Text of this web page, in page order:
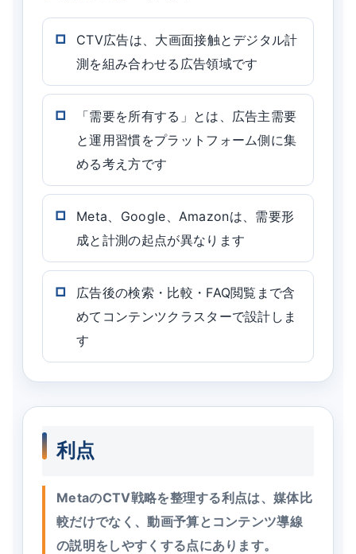
CTV広告は、大画面接触とデジタル計
測を組み合わせる広告領域です
「需要を所有する」とは、広告主需要
と運用習慣をプラットフォーム側に集
める考え方です
Meta、Google、Amazonは、需要形
成と計測の起点が異なります
広告後の検索・比較・FAQ閲覧まで含
めてコンテンツクラスターで設計しま
す
利点
MetaのCTV戦略を整理する利点は、媒体比
較だけでなく、動画予算とコンテンツ導線
の説明をしやすくする点にあります。